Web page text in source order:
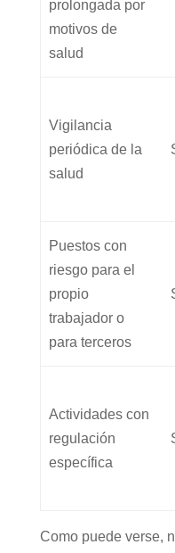
prolongada por
motivos de
salud
Vigilancia
periódica de la
salud
Puestos con
riesgo para el
propio
trabajador o
para terceros
Actividades con
regulación
específica
Como puede verse,